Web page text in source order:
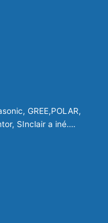
GREE,POLAR,
SInclair a iné….